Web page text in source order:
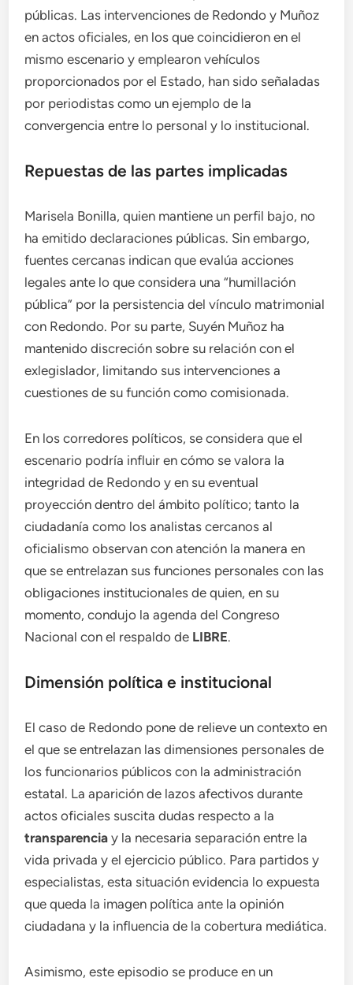
públicas. Las intervenciones de Redondo y Muñoz
en actos oficiales, en los que coincidieron en el
mismo escenario y emplearon vehículos
proporcionados por el Estado, han sido señaladas
por periodistas como un ejemplo de la
convergencia entre lo personal y lo institucional.
Repuestas de las partes implicadas
Marisela Bonilla, quien mantiene un perfil bajo, no
ha emitido declaraciones públicas. Sin embargo,
fuentes cercanas indican que evalúa acciones
legales ante lo que considera una “humillación
pública” por la persistencia del vínculo matrimonial
con Redondo. Por su parte, Suyén Muñoz ha
mantenido discreción sobre su relación con el
exlegislador, limitando sus intervenciones a
cuestiones de su función como comisionada.
En los corredores políticos, se considera que el
escenario podría influir en cómo se valora la
integridad de Redondo y en su eventual
proyección dentro del ámbito político; tanto la
ciudadanía como los analistas cercanos al
oficialismo observan con atención la manera en
que se entrelazan sus funciones personales con las
obligaciones institucionales de quien, en su
momento, condujo la agenda del Congreso
Nacional con el respaldo de LIBRE.
Dimensión política e institucional
El caso de Redondo pone de relieve un contexto en
el que se entrelazan las dimensiones personales de
los funcionarios públicos con la administración
estatal. La aparición de lazos afectivos durante
actos oficiales suscita dudas respecto a la
transparencia y la necesaria separación entre la
vida privada y el ejercicio público. Para partidos y
especialistas, esta situación evidencia lo expuesta
que queda la imagen política ante la opinión
ciudadana y la influencia de la cobertura mediática.
Asimismo, este episodio se produce en un